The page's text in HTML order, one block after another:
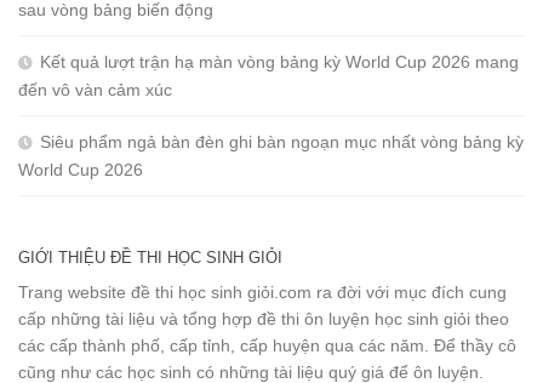
sau vòng bảng biến động
Kết quả lượt trận hạ màn vòng bảng kỳ World Cup 2026 mang
đến vô vàn cảm xúc
Siêu phẩm ngả bàn đèn ghi bàn ngoạn mục nhất vòng bảng kỳ
World Cup 2026
GIỚI THIỆU ĐỀ THI HỌC SINH GIỎI
Trang website đề thi học sinh giỏi.com ra đời với mục đích cung
cấp những tài liệu và tổng hợp đề thi ôn luyện học sinh giỏi theo
các cấp thành phố, cấp tỉnh, cấp huyện qua các năm. Để thầy cô
cũng như các học sinh có những tài liệu quý giá để ôn luyện.